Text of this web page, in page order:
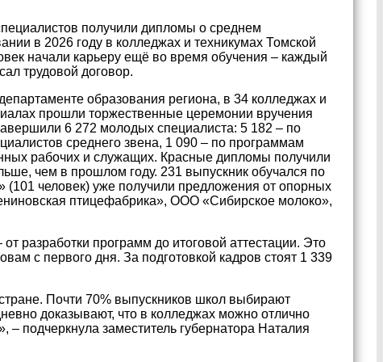
получили дипломы о среднем
в 2026 году в колледжах и техникумах Томской
начали карьеру ещё во время обучения – каждый
трудовой договор.
образования региона, в 34 колледжах и
прошли торжественные церемонии вручения
6 272 молодых специалиста: 5 182 – по
среднего звена, 1 090 – по программам
рабочих и служащих. Красные дипломы получили
чем в прошлом году. 231 выпускник обучался по
человек) уже получили предложения от опорных
птицефабрика», ООО «Сибирское молоко»,
разработки программ до итоговой аттестации. Это
с первого дня. За подготовкой кадров стоят 1 339
Почти 70% выпускников школ выбирают
доказывают, что в колледжах можно отлично
– подчеркнула заместитель губернатора Наталия